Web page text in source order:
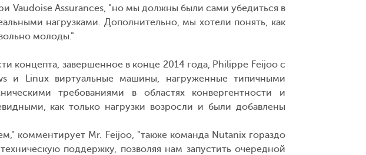
Vaudoise Assurances, "но мы должны были сами убедиться в
нагрузками. Дополнительно, мы хотели понять, как
молоды."
концепта, завершенное в конце 2014 года, Philippe Feijoo с
и Linux виртуальные машины, нагруженные типичными
требованиями в областях конвергентности и
как только нагрузки возросли и были добавлены
комментирует Mr. Feijoo, "также команда Nutanix гораздо
поддержку, позволяя нам запустить очередной